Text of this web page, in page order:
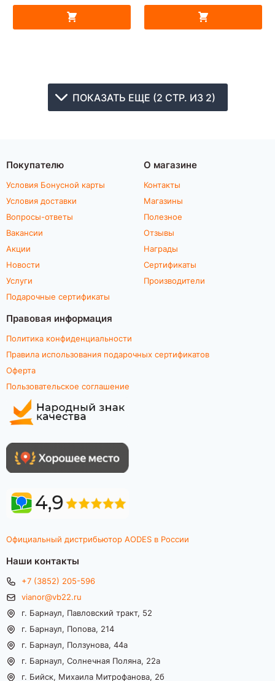
ПОКАЗАТЬ ЕЩЕ (2 СТР. ИЗ 2)
Покупателю
Условия Бонусной карты
Условия доставки
Вопросы-ответы
Вакансии
Акции
Новости
Услуги
Подарочные сертификаты
О магазине
Контакты
Магазины
Полезное
Отзывы
Награды
Сертификаты
Производители
Правовая информация
Политика конфиденциальности
Правила использования подарочных сертификатов
Оферта
Пользовательское соглашение
Официальный дистрибьютор AODES в России
Наши контакты
+7 (3852) 205-596
vianor@vb22.ru
г. Барнаул, Павловский тракт, 52
г. Барнаул, Попова, 214
г. Барнаул, Ползунова, 44а
г. Барнаул, Солнечная Поляна, 22а
г. Бийск, Михаила Митрофанова, 2б